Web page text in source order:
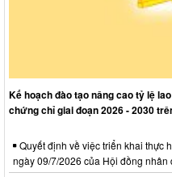
Kế hoạch đào tạo nâng cao tỷ lệ
chứng chỉ giai đoạn 2026 - 2030
Quyết định về việc triển khai thực
ngày 09/7/2026 của Hội đồng nhân